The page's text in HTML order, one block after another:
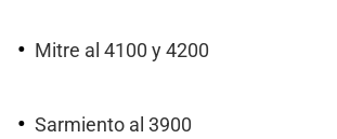
Mitre al 4100 y 4200
Sarmiento al 3900